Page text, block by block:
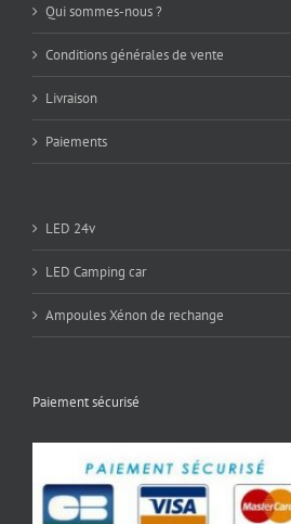
Qui sommes-nous ?
Conditions générales de vente
Livraison
Paiements
LED 24v
LED Camping car
Ampoules Xénon de rechange
Paiement sécurisé